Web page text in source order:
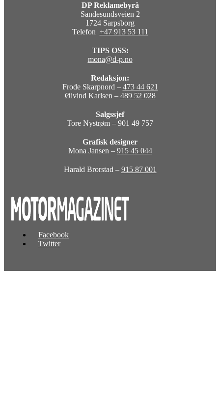
DP Reklamebyrå
Sandesundsveien 2
1724 Sarpsborg
Telefon +47 913 53 111
TIPS OSS:
mona@d-p.no
Redaksjon:
Frode Skarpnord – 473 44 621
Øivind Karlsen – 489 52 028
Salgssjef
Tore Nystrøm – 901 49 757
Grafisk designer
Mona Jansen – 915 45 044
Harald Brorstad – 915 87 001
Facebook
Twitter